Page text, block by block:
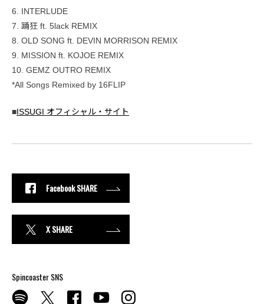
6. INTERLUDE
7. 踊狂 ft. 5lack REMIX
8. OLD SONG ft. DEVIN MORRISON REMIX
9. MISSION ft. KOJOE REMIX
10. GEMZ OUTRO REMIX
*All Songs Remixed by 16FLIP
■ISSUGI オフィシャル・サイト
Facebook SHARE
X SHARE
Spincoaster SNS